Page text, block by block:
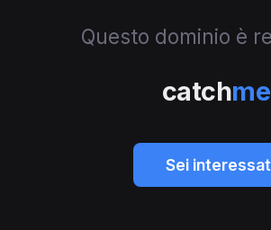
Questo dominio è
catchme
Sei